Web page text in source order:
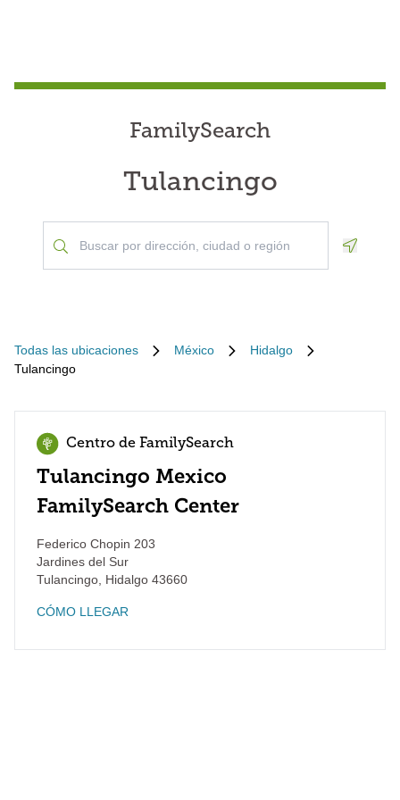
FamilySearch
Tulancingo
Todas las ubicaciones México
Hidalgo
Tulancingo
Centro de FamilySearch
Tulancingo Mexico
FamilySearch Center
Federico Chopin 203
Jardines del Sur
Tulancingo Hidalgo 43660
CÓMO LLEGAR